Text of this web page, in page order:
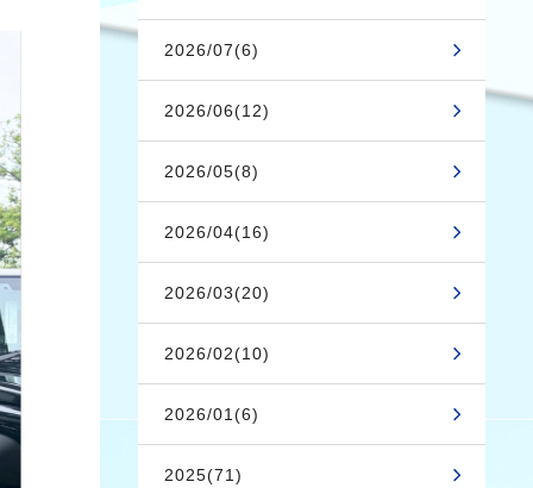
2026/07(6)
2026/06(12)
2026/05(8)
2026/04(16)
2026/03(20)
2026/02(10)
2026/01(6)
2025(71)